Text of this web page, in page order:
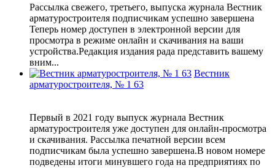
Рассылка свежего, третьего, выпуска журнала Вестник
арматуростроителя подписчикам успешно завершена
Теперь номер доступен в электронной версии для
просмотра в режиме онлайн и скачивания на ваши
устройства.Редакция издания рада представить вашему
вним...
Вестник
арматуростроителя, № 1 63
Первый в 2021 году выпуск журнала Вестник
арматуростроителя уже доступен для онлайн-просмотра
и скачивания. Рассылка печатной версии всем
подписчикам была успешно завершена.В новом номере
подведены итоги минувшего года на предприятиях по